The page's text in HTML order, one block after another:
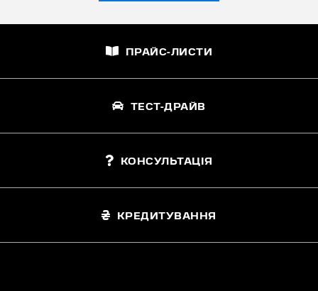
ПРАЙС-ЛИСТИ
ТЕСТ-ДРАЙВ
КОНСУЛЬТАЦІЯ
КРЕДИТУВАННЯ